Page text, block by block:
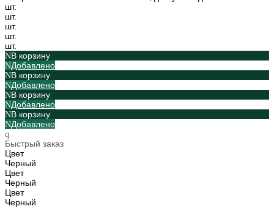
шт.
шт.
шт.
шт.
шт.
В корзину
Добавлено
В корзину
Добавлено
В корзину
Добавлено
В корзину
Добавлено
Быстрый заказ
Цвет
Черный
Цвет
Черный
Цвет
Черный